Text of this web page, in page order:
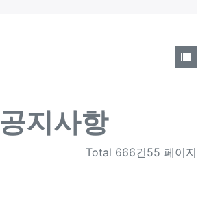
공지사항
Total 666건55 페이지